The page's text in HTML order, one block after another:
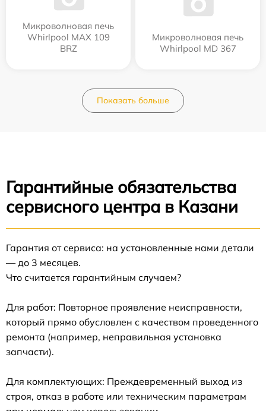
Микроволновая печь
Whirlpool MAX 109
BRZ
Микроволновая печь
Whirlpool MD 367
Показать больше
Гарантийные обязательства
сервисного центра в Казани
Гарантия от сервиса: на установленные нами детали
— до 3 месяцев.
Что считается гарантийным случаем?
Для работ: Повторное проявление неисправности,
который прямо обусловлен с качеством проведенного
ремонта (например, неправильная установка
запчасти).
Для комплектующих: Преждевременный выход из
строя, отказ в работе или техническим параметрам